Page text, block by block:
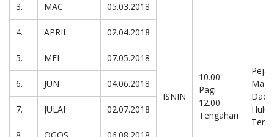
ISNIN
10.00
Pagi -
12.00
Tengahari
Majlis
Hulu
3. MAC 05.03.2018
4. APRIL 02.04.2018
5. MEI 07.05.2018
6. JUN 04.06.2018
7. JULAI 02.07.2018